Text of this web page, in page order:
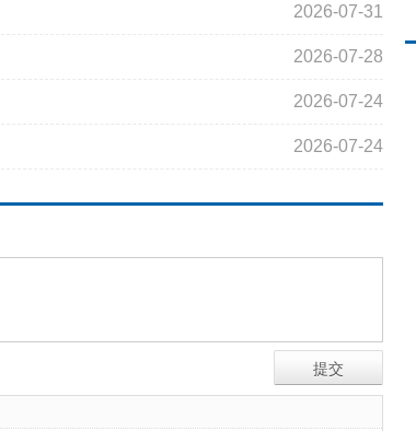
2026-07-31
2026-07-28
2026-07-24
2026-07-24